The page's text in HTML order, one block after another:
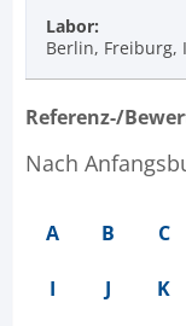
Labor:
Berlin, Freiburg,
Referenz-/
Nach
A B C
I J K